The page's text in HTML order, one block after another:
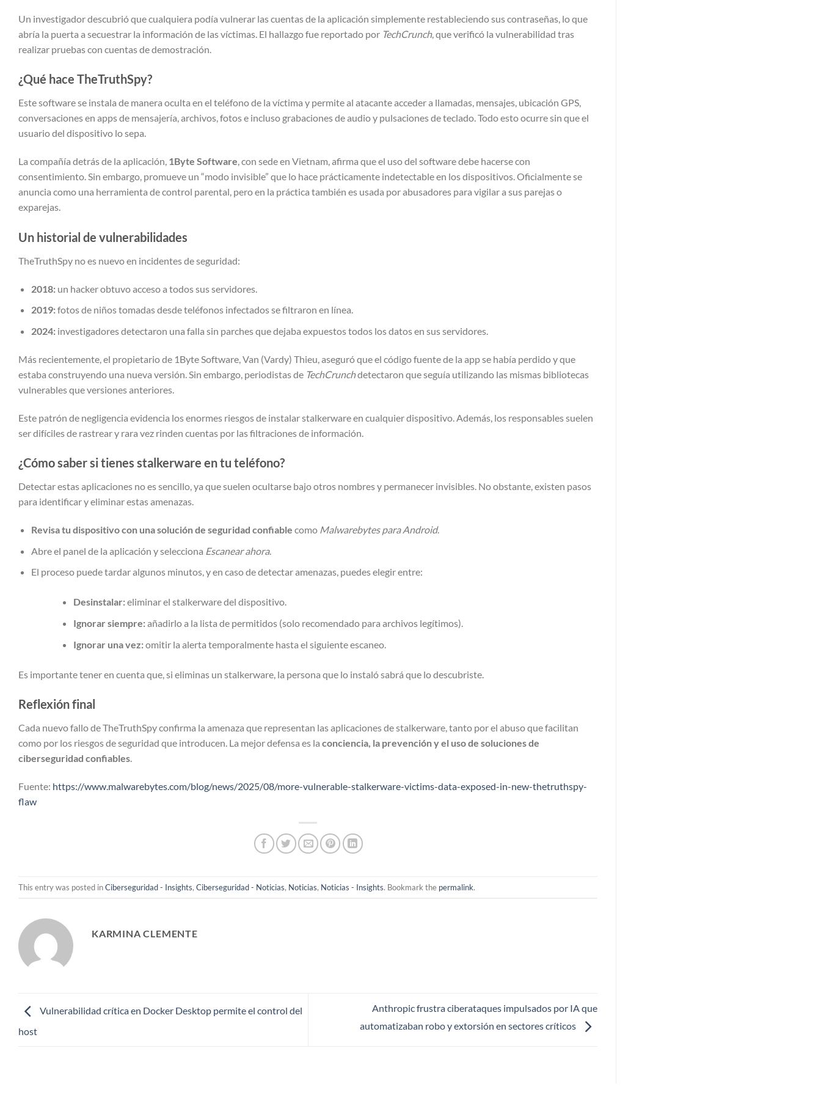
Un investigador descubrió que cualquiera podía vulnerar las cuentas de la aplicación simplemente restableciendo sus contraseñas, lo que
abría la puerta a secuestrar la información de las víctimas. El hallazgo fue reportado por TechCrunch, que verificó la vulnerabilidad tras
realizar pruebas con cuentas de demostración.
¿Qué hace TheTruthSpy?
Este software se instala de manera oculta en el teléfono de la víctima y permite al atacante acceder a llamadas, mensajes, ubicación GPS,
conversaciones en apps de mensajería, archivos, fotos e incluso grabaciones de audio y pulsaciones de teclado. Todo esto ocurre sin que el
usuario del dispositivo lo sepa.
La compañía detrás de la aplicación, 1Byte Software, con sede en Vietnam, afirma que el uso del software debe hacerse con
consentimiento. Sin embargo, promueve un “modo invisible” que lo hace prácticamente indetectable en los dispositivos. Oficialmente se
anuncia como una herramienta de control parental, pero en la práctica también es usada por abusadores para vigilar a sus parejas o
exparejas.
Un historial de vulnerabilidades
TheTruthSpy no es nuevo en incidentes de seguridad:
2018:un hacker obtuvo acceso a todos sus servidores.
2019:fotos de niños tomadas desde teléfonos infectados se filtraron en línea.
2024:investigadores detectaron una falla sin parches que dejaba expuestos todos los datos en sus servidores.
Más recientemente, el propietario de 1Byte Software, Van (Vardy) Thieu, aseguró que el código fuente de la app se había perdido y que
estaba construyendo una nueva versión. Sin embargo, periodistas de TechCrunchdetectaron que seguía utilizando las mismas bibliotecas
vulnerables que versiones anteriores.
Este patrón de negligencia evidencia los enormes riesgos de instalar stalkerware en cualquier dispositivo. Además, los responsables suelen
ser difíciles de rastrear y rara vez rinden cuentas por las filtraciones de información.
¿Cómo saber si tienes stalkerware en tu teléfono?
Detectar estas aplicaciones no es sencillo, ya que suelen ocultarse bajo otros nombres y permanecer invisibles. No obstante, existen pasos
para identificar y eliminar estas amenazas.
Revisa tu dispositivo con una solución de seguridad confiable como Malwarebytes para Android.
Abre el panel de la aplicación y selecciona Escanear ahora.
El proceso puede tardar algunos minutos, y en caso de detectar amenazas, puedes elegir entre:
Desinstalar:eliminar el stalkerware del dispositivo.
Ignorar siempre:añadirlo a la lista de permitidos (solo recomendado para archivos legítimos).
Ignorar una vez:omitir la alerta temporalmente hasta el siguiente escaneo.
Es importante tener en cuenta que, si eliminas un stalkerware, la persona que lo instaló sabrá que lo descubriste.
Reflexión final
Cada nuevo fallo de TheTruthSpy confirma la amenaza que representan las aplicaciones de stalkerware, tanto por el abuso que facilitan
como por los riesgos de seguridad que introducen. La mejor defensa es la conciencia, la prevención y el uso de soluciones de
ciberseguridad confiables.
Fuente: https://www.malwarebytes.com/blog/news/2025/08/more-vulnerable-stalkerware-victims-data-exposed-in-new-thetruthspy-
flaw
This entry was posted inCiberseguridad - Insights, Ciberseguridad - Noticias, Noticias, Noticias - Insights. Bookmark the permalink.
KARMINA CLEMENTE
Vulnerabilidad crítica en Docker Desktop permite el control del
host
Anthropic frustra ciberataques impulsados por IA que
automatizaban robo y extorsión en sectores críticos